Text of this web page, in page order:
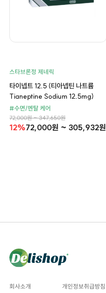
스타브론정 제네릭
타이넵트 12.5 (티아넵틴 나트륨
Tianeptine Sodium 12.5mg)
#수면/멘탈 케어
72,000원 ~ 347,650원
12%72,000원 ~ 305,932원
회사소개 개인정보취급방침